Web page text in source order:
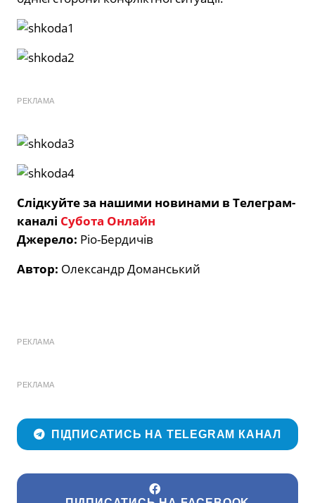
РЕКЛАМА
Слідкуйте за нашими новинами в Телеграм-
каналі Субота Онлайн
Джерело: Ріо-Бердичів
Автор: Олександр Доманський
РЕКЛАМА
РЕКЛАМА
ПІДПИСАТИСЬ НА TELEGRAM КАНАЛ